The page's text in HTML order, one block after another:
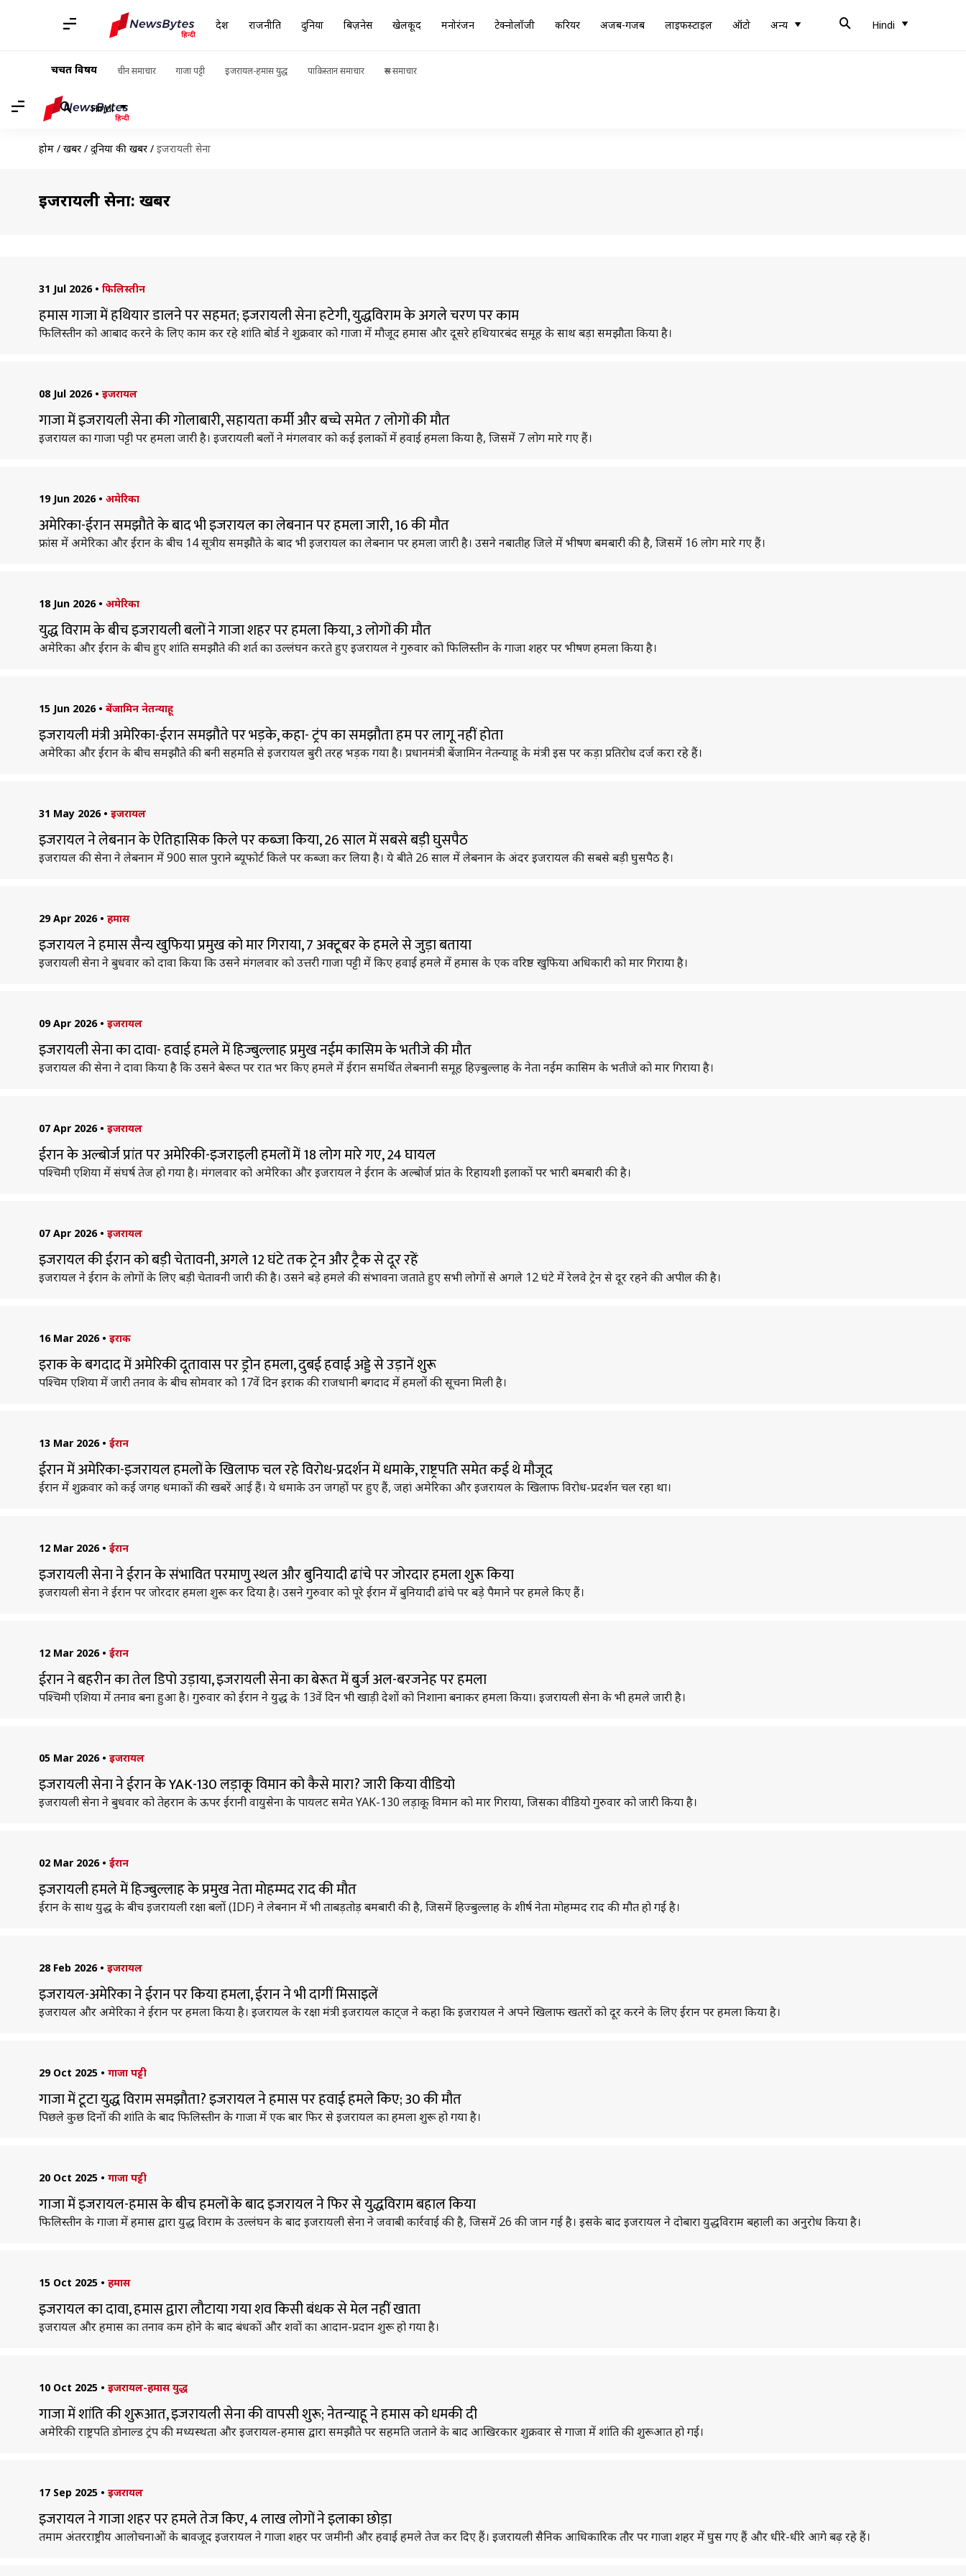
देश राजनीति दुनिया बिज़नेस खेलकूद मनोरंजन टेक्नोलॉजी करियर अजब-गजब लाइफस्टाइल ऑटो अन्य Hindi
चर्चित विषय चीन समाचार गाजा पट्टी इजरायल-हमास युद्ध पाकिस्तान समाचार रूस समाचार
Hindi
होम / खबरें / दुनिया की खबरें / इजरायली सेना
इजरायली सेना: खबरें
31 Jul 2026 • फिलिस्तीन
हमास गाजा में हथियार डालने पर सहमत; इजरायली सेना हटेगी, युद्धविराम के अगले चरण पर काम
फिलिस्तीन को आबाद करने के लिए काम कर रहे शांति बोर्ड ने शुक्रवार को गाजा में मौजूद हमास और दूसरे हथियारबंद समूह के साथ बड़ा समझौता किया है।
08 Jul 2026 • इजरायल
गाजा में इजरायली सेना की गोलाबारी, सहायता कर्मी और बच्चे समेत 7 लोगों की मौत
इजरायल का गाजा पट्टी पर हमला जारी है। इजरायली बलों ने मंगलवार को कई इलाकों में हवाई हमला किया है, जिसमें 7 लोग मारे गए हैं।
19 Jun 2026 • अमेरिका
अमेरिका-ईरान समझौते के बाद भी इजरायल का लेबनान पर हमला जारी, 16 की मौत
फ्रांस में अमेरिका और ईरान के बीच 14 सूत्रीय समझौते के बाद भी इजरायल का लेबनान पर हमला जारी है। उसने नबातीह जिले में भीषण बमबारी की है, जिसमें 16 लोग मारे गए हैं।
18 Jun 2026 • अमेरिका
युद्ध विराम के बीच इजरायली बलों ने गाजा शहर पर हमला किया, 3 लोगों की मौत
अमेरिका और ईरान के बीच हुए शांति समझौते की शर्त का उल्लंघन करते हुए इजरायल ने गुरुवार को फिलिस्तीन के गाजा शहर पर भीषण हमला किया है।
15 Jun 2026 • बेंजामिन नेतन्याहू
इजरायली मंत्री अमेरिका-ईरान समझौते पर भड़के, कहा- ट्रंप का समझौता हम पर लागू नहीं होता
अमेरिका और ईरान के बीच समझौते की बनी सहमति से इजरायल बुरी तरह भड़क गया है। प्रधानमंत्री बेंजामिन नेतन्याहू के मंत्री इस पर कड़ा प्रतिरोध दर्ज करा रहे हैं।
31 May 2026 • इजरायल
इजरायल ने लेबनान के ऐतिहासिक किले पर कब्जा किया, 26 साल में सबसे बड़ी घुसपैठ
इजरायल की सेना ने लेबनान में 900 साल पुराने ब्यूफोर्ट किले पर कब्जा कर लिया है। ये बीते 26 साल में लेबनान के अंदर इजरायल की सबसे बड़ी घुसपैठ है।
29 Apr 2026 • हमास
इजरायल ने हमास सैन्य खुफिया प्रमुख को मार गिराया, 7 अक्टूबर के हमले से जुड़ा बताया
इजरायली सेना ने बुधवार को दावा किया कि उसने मंगलवार को उत्तरी गाजा पट्टी में किए हवाई हमले में हमास के एक वरिष्ठ खुफिया अधिकारी को मार गिराया है।
09 Apr 2026 • इजरायल
इजरायली सेना का दावा- हवाई हमले में हिज्बुल्लाह प्रमुख नईम कासिम के भतीजे की मौत
इजरायल की सेना ने दावा किया है कि उसने बेरूत पर रात भर किए हमले में ईरान समर्थित लेबनानी समूह हिज़्बुल्लाह के नेता नईम कासिम के भतीजे को मार गिराया है।
07 Apr 2026 • इजरायल
ईरान के अल्बोर्ज प्रांत पर अमेरिकी-इजराइली हमलों में 18 लोग मारे गए, 24 घायल
पश्चिमी एशिया में संघर्ष तेज हो गया है। मंगलवार को अमेरिका और इजरायल ने ईरान के अल्बोर्ज प्रांत के रिहायशी इलाकों पर भारी बमबारी की है।
07 Apr 2026 • इजरायल
इजरायल की ईरान को बड़ी चेतावनी, अगले 12 घंटे तक ट्रेन और ट्रैक से दूर रहें
इजरायल ने ईरान के लोगों के लिए बड़ी चेतावनी जारी की है। उसने बड़े हमले की संभावना जताते हुए सभी लोगों से अगले 12 घंटे में रेलवे ट्रेन से दूर रहने की अपील की है।
16 Mar 2026 • इराक
इराक के बगदाद में अमेरिकी दूतावास पर ड्रोन हमला, दुबई हवाई अड्डे से उड़ानें शुरू
पश्चिम एशिया में जारी तनाव के बीच सोमवार को 17वें दिन इराक की राजधानी बगदाद में हमलों की सूचना मिली है।
13 Mar 2026 • ईरान
ईरान में अमेरिका-इजरायल हमलों के खिलाफ चल रहे विरोध-प्रदर्शन में धमाके, राष्ट्रपति समेत कई थे मौजूद
ईरान में शुक्रवार को कई जगह धमाकों की खबरें आई हैं। ये धमाके उन जगहों पर हुए हैं, जहां अमेरिका और इजरायल के खिलाफ विरोध-प्रदर्शन चल रहा था।
12 Mar 2026 • ईरान
इजरायली सेना ने ईरान के संभावित परमाणु स्थल और बुनियादी ढांचे पर जोरदार हमला शुरू किया
इजरायली सेना ने ईरान पर जोरदार हमला शुरू कर दिया है। उसने गुरुवार को पूरे ईरान में बुनियादी ढांचे पर बड़े पैमाने पर हमले किए हैं।
12 Mar 2026 • ईरान
ईरान ने बहरीन का तेल डिपो उड़ाया, इजरायली सेना का बेरूत में बुर्ज अल-बरजनेह पर हमला
पश्चिमी एशिया में तनाव बना हुआ है। गुरुवार को ईरान ने युद्ध के 13वें दिन भी खाड़ी देशों को निशाना बनाकर हमला किया। इजरायली सेना के भी हमले जारी है।
05 Mar 2026 • इजरायल
इजरायली सेना ने ईरान के YAK-130 लड़ाकू विमान को कैसे मारा? जारी किया वीडियो
इजरायली सेना ने बुधवार को तेहरान के ऊपर ईरानी वायुसेना के पायलट समेत YAK-130 लड़ाकू विमान को मार गिराया, जिसका वीडियो गुरुवार को जारी किया है।
02 Mar 2026 • ईरान
इजरायली हमले में हिज्बुल्लाह के प्रमुख नेता मोहम्मद राद की मौत
ईरान के साथ युद्ध के बीच इजरायली रक्षा बलों (IDF) ने लेबनान में भी ताबड़तोड़ बमबारी की है, जिसमें हिज्बुल्लाह के शीर्ष नेता मोहम्मद राद की मौत हो गई है।
28 Feb 2026 • इजरायल
इजरायल-अमेरिका ने ईरान पर किया हमला, ईरान ने भी दागीं मिसाइलें
इजरायल और अमेरिका ने ईरान पर हमला किया है। इजरायल के रक्षा मंत्री इजरायल काट्ज ने कहा कि इजरायल ने अपने खिलाफ खतरों को दूर करने के लिए ईरान पर हमला किया है।
29 Oct 2025 • गाजा पट्टी
गाजा में टूटा युद्ध विराम समझौता? इजरायल ने हमास पर हवाई हमले किए; 30 की मौत
पिछले कुछ दिनों की शांति के बाद फिलिस्तीन के गाजा में एक बार फिर से इजरायल का हमला शुरू हो गया है।
20 Oct 2025 • गाजा पट्टी
गाजा में इजरायल-हमास के बीच हमलों के बाद इजरायल ने फिर से युद्धविराम बहाल किया
फिलिस्तीन के गाजा में हमास द्वारा युद्ध विराम के उल्लंघन के बाद इजरायली सेना ने जवाबी कार्रवाई की है, जिसमें 26 की जान गई है। इसके बाद इजरायल ने दोबारा युद्धविराम बहाली का अनुरोध किया है।
15 Oct 2025 • हमास
इजरायल का दावा, हमास द्वारा लौटाया गया शव किसी बंधक से मेल नहीं खाता
इजरायल और हमास का तनाव कम होने के बाद बंधकों और शवों का आदान-प्रदान शुरू हो गया है।
10 Oct 2025 • इजरायल-हमास युद्ध
गाजा में शांति की शुरूआत, इजरायली सेना की वापसी शुरू; नेतन्याहू ने हमास को धमकी दी
अमेरिकी राष्ट्रपति डोनाल्ड ट्रंप की मध्यस्थता और इजरायल-हमास द्वारा समझौते पर सहमति जताने के बाद आखिरकार शुक्रवार से गाजा में शांति की शुरूआत हो गई।
17 Sep 2025 • इजरायल
इजरायल ने गाजा शहर पर हमले तेज किए, 4 लाख लोगों ने इलाका छोड़ा
तमाम अंतरराष्ट्रीय आलोचनाओं के बावजूद इजरायल ने गाजा शहर पर जमीनी और हवाई हमले तेज कर दिए हैं। इजरायली सैनिक आधिकारिक तौर पर गाजा शहर में घुस गए हैं और धीरे-धीरे आगे बढ़ रहे हैं।